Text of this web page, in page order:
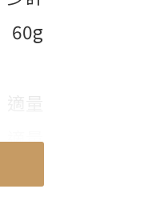
60g
適量